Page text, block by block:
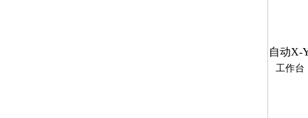
自动X-
工作台